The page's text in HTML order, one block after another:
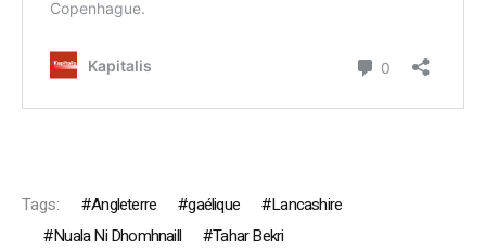
Tags: Angleterre gaélique
Lancashire
Nuala Ni Dhomhnaill
Tahar Bekri